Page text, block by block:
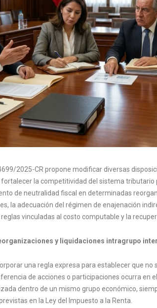
2025-CR propone modificar diversas
la competitividad del sistema tributario
de neutralidad fiscal en determinadas
la adecuación del régimen de enajenación
vinculadas al costo computable y la
y liquidaciones intragrupo
una regla expresa para establecer que no
de acciones o participaciones ocurra en
dentro de un mismo grupo económico,
en la Ley del Impuesto a la Renta.